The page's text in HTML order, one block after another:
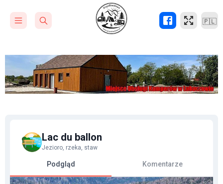
🇵🇱
Lac du ballon
Jezioro, rzeka, staw
Podgląd Komentarze